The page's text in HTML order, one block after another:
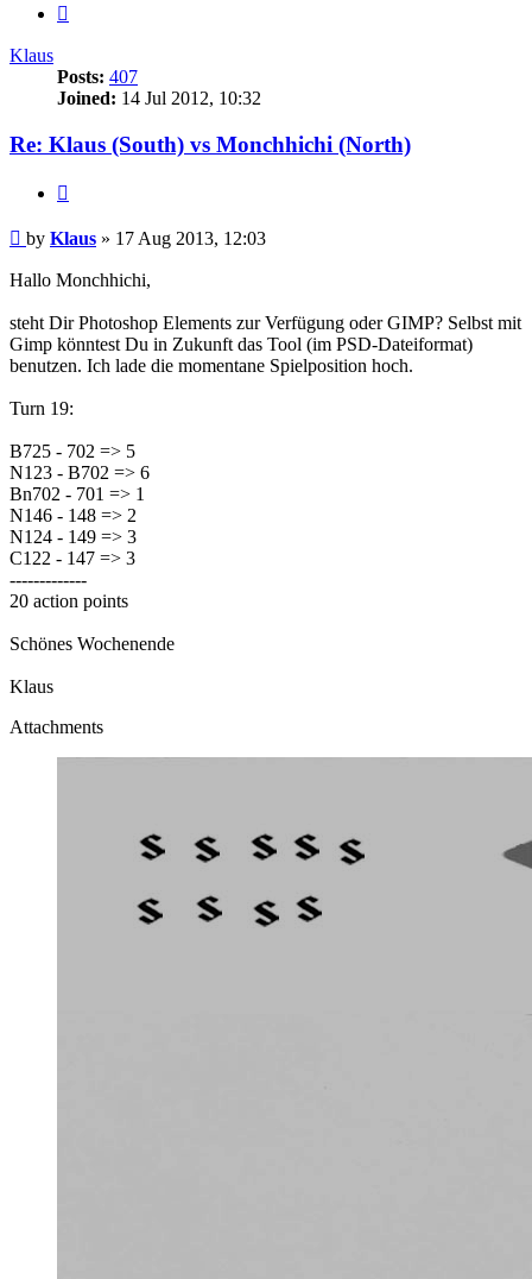
Klaus
Posts: 407
Joined: 14 Jul 2012, 10:32
Re: Klaus (South) vs Monchhichi (North)
Post
by Klaus » 17 Aug 2013, 12:03
Hallo Monchhichi,
steht Dir Photoshop Elements zur Verfügung oder GIMP? Selbst mit
Gimp könntest Du in Zukunft das Tool (im PSD-Dateiformat)
benutzen. Ich lade die momentane Spielposition hoch.
Turn 19:
B725 - 702 => 5
N123 - B702 => 6
Bn702 - 701 => 1
N146 - 148 => 2
N124 - 149 => 3
C122 - 147 => 3
-------------
20 action points
Schönes Wochenende
Klaus
Attachments